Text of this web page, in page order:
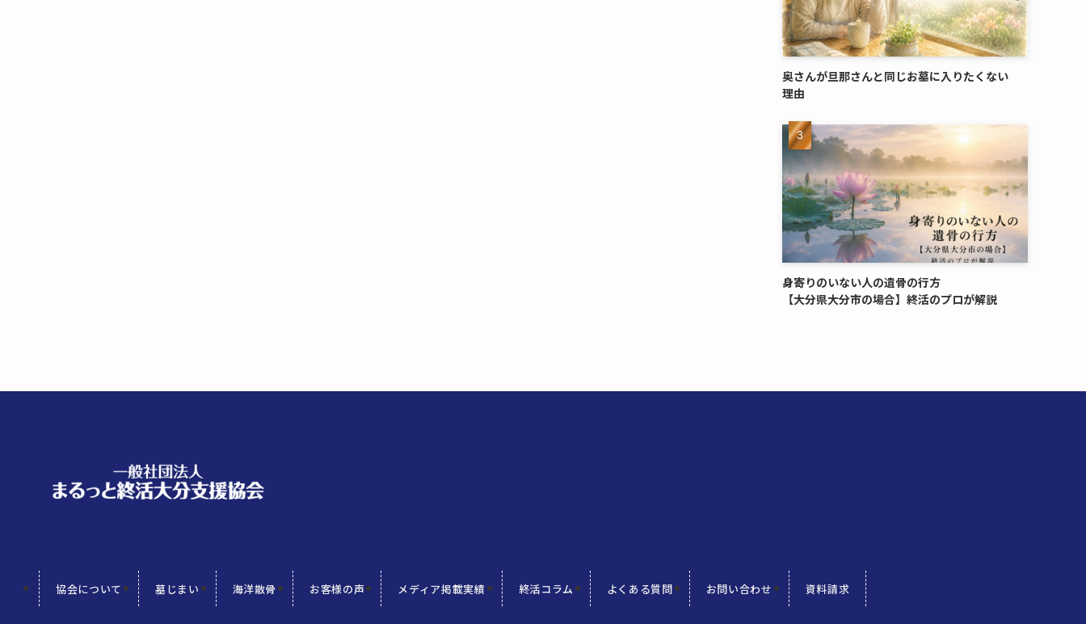
奥さんが​旦那さんと​同じ​お墓に​入りたくない​
理由
身寄りのいない​人の​遺骨の​行方​
【大分県大分市の​場合】終活の​プロが​解説
協会について 墓じまい 海洋散骨 お客様の声 メディア掲載実績 終活コラム よくある質問 お問い合わせ 資料請求